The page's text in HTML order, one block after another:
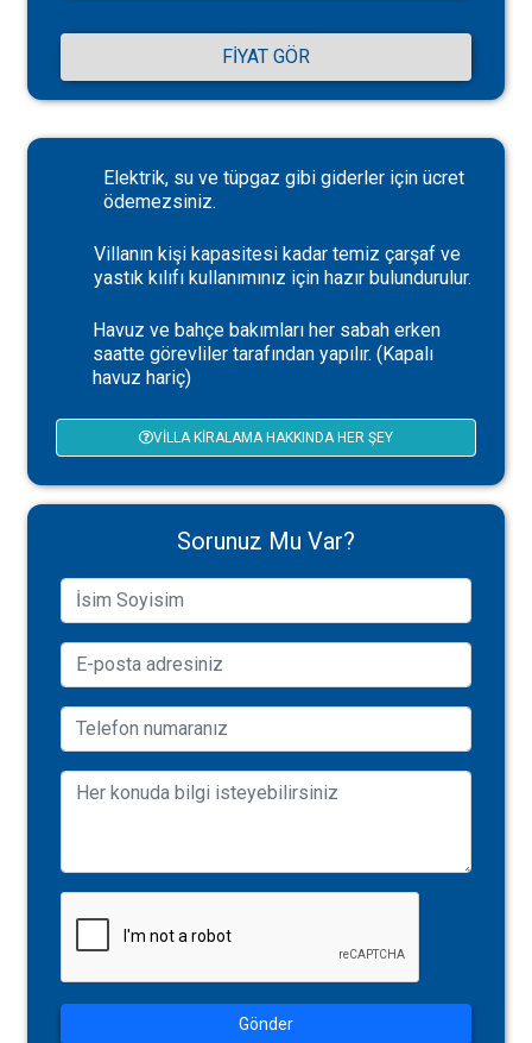
FIYAT GÖR
Elektrik, su ve tüpgaz gibi giderler için ücret
ödemezsiniz.
Villanın kişi kapasitesi kadar temiz çarşaf ve
yastık kılıfı kullanımınız için hazır bulundurulur.
Havuz ve bahçe bakımları her sabah erken
saatte görevliler tarafından yapılır. (Kapalı
havuz hariç)
VILLA KIRALAMA HAKKINDA HER ŞEY
Sorunuz Mu Var?
Gönder